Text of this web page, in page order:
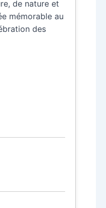
de nature et
mémorable au
des